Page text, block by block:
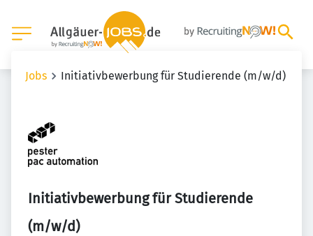
Jobs Initiativbewerbung für Studierende (m/w/d)
Initiativbewerbung für Studierende
(m/w/d)